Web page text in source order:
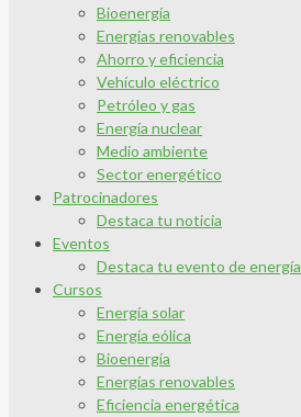
Bioenergía
Energías renovables
Ahorro y eficiencia
Vehículo eléctrico
Petróleo y gas
Energía nuclear
Medio ambiente
Sector energético
Patrocinadores
Destaca tu noticia
Eventos
Destaca tu evento de energía
Cursos
Energía solar
Energía eólica
Bioenergía
Energías renovables
Eficiencia energética